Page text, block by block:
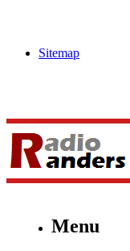
Sitemap
Menu